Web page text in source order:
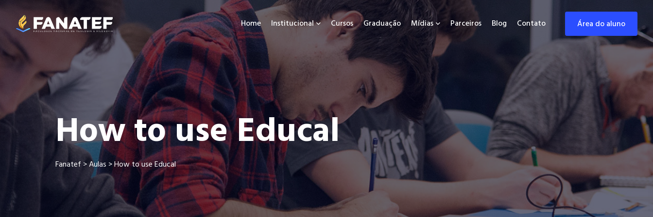
Home Institucional Cursos Graduação Mídias Parceiros Blog Contato área do aluno
How to use Educal
Fanatef >Aulas >How to use Educal